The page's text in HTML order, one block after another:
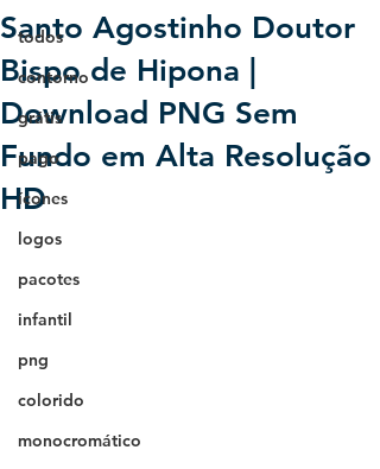
todos
contorno
grátis
pago
ícones
logos
pacotes
infantil
png
colorido
monocromático
Santo Agostinho Doutor
Bispo de Hipona |
Download PNG Sem
Fundo em Alta Resolução
HD